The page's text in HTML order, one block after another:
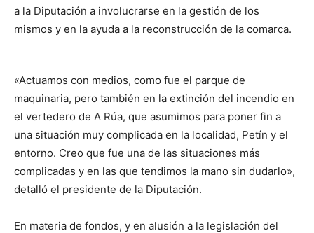
a la Diputación a involucrarse en la gestión de los
mismos y en la ayuda a la reconstrucción de la comarca.
«Actuamos con medios, como fue el parque de
maquinaria, pero también en la extinción del incendio en
el vertedero de A Rúa, que asumimos para poner fin a
una situación muy complicada en la localidad, Petín y el
entorno. Creo que fue una de las situaciones más
complicadas y en las que tendimos la mano sin dudarlo»,
detalló el presidente de la Diputación.
En materia de fondos, y en alusión a la legislación del